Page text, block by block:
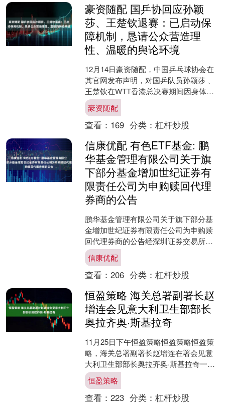
豪资随配 国乒协回应孙颖
莎、王楚钦退赛：已启动保
障机制，恳请公众营造理
性、温暖的舆论环境
12月14日豪资随配，中国乒乓球协会在
其官网发布声明，对国乒队员孙颖莎 、
王楚钦在WTT香港总决赛期间因身体不
适退赛作出回应。 在香港WTT总决赛期
间，中国乒乓....
豪资随配
查看： 169 分类： 杠杆炒股
信康优配 有色ETF基金: 鹏
华基金管理有限公司关于旗
下部分基金增加世纪证券有
限责任公司为申购赎回代理
券商的公告
鹏华基金管理有限公司关于旗下部分基
金增加世纪证券有限责任公司为申购赎
回代理券商的公告经深圳证券交易所确
认，根据鹏华基金管理有限公司（以下
简称：本公司）与世纪证券....
信康优配
查看： 206 分类： 杠杆炒股
恒盈策略 海关总署副署长赵
增连会见意大利卫生部部长
奥拉齐奥·斯基拉奇
11月25日下午恒盈策略恒盈策略恒盈策
略，海关总署副署长赵增连在署会见意
大利卫生部部长奥拉齐奥·斯基拉奇一
行。双方就建立中意农食产品安全及卫
生检疫合作机制、扩大....
恒盈策略
查看： 223 分类： 杠杆炒股